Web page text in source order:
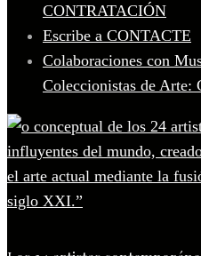
CONTRATACIÓN
Escribe a CONTACTE
Colaboraciones con
Coleccionistas de Arte: